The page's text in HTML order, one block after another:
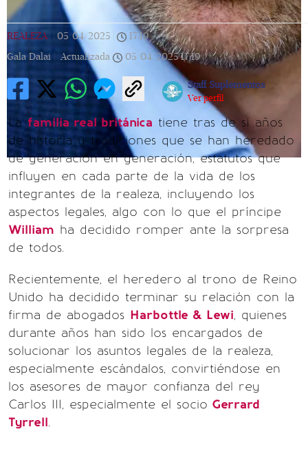
REALEZA 05/04/2025 17:19 |
Gala Dalai |
Actualizada 05/04/2025 17:19
Staff Suplementos
Ver perfil
Lafamilia real británica tiene tras de sí años
de historia y tradiciones que se han heredado
de generación en generación, estatutos que
influyen en cada parte de la vida de los
integrantes de la realeza, incluyendo los
aspectos legales, algo con lo que el príncipe
William ha decidido romper ante la sorpresa
de todos.
Recientemente, el heredero al trono de Reino
Unido ha decidido terminar su relación con la
firma de abogados Harbottle & Lewi, quienes
durante años han sido los encargados de
solucionar los asuntos legales de la realeza,
especialmente escándalos, convirtiéndose en
los asesores de mayor confianza del rey
Carlos III, especialmente el socio Gerrard
Tyrrell.